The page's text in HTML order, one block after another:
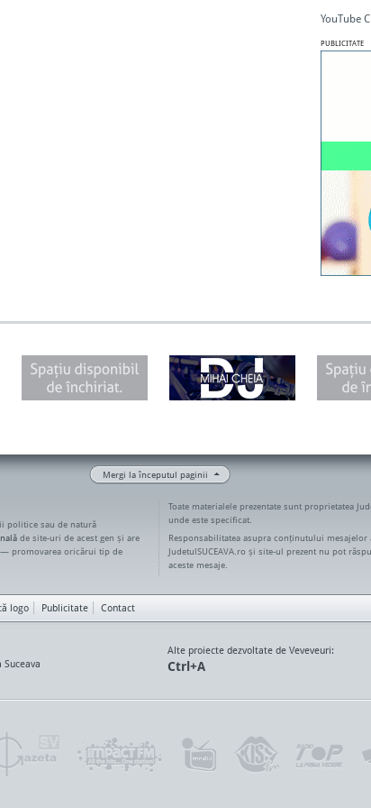
YouTube
PUBLICITATE
Mergi la începutul paginii
politice sau de natură
de site-uri de acest gen și are
promovarea oricărui tip de
Toate materialele prezentate sunt proprietatea
unde este specificat.
Responsabilitatea asupra conținutului
JudetulSUCEAVA.ro și site-ul prezent nu pot
aceste mesaje.
logo Publicitate Contact
Suceava
Alte proiecte dezvoltate de Veveveuri:
Ctrl+A